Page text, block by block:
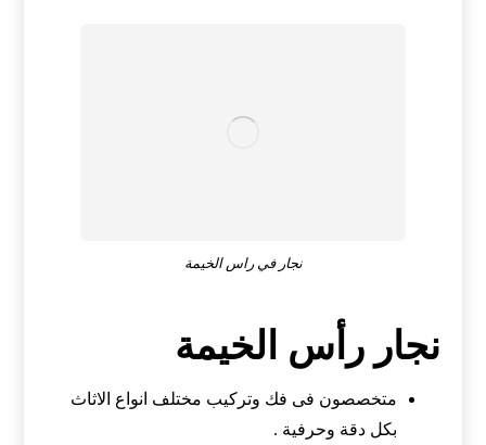
نجار في راس الخيمة
نجار رأس الخيمة
متخصصون فى فك وتركيب مختلف انواع الاثاث
بكل دقة وحرفية .